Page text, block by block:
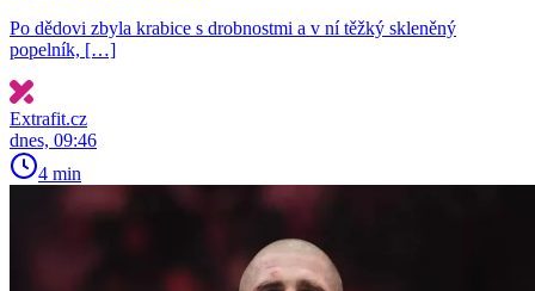
Po dědovi zbyla krabice s drobnostmi a v ní těžký skleněný
popelník, […]
Extrafit.cz
dnes, 09:46
4 min